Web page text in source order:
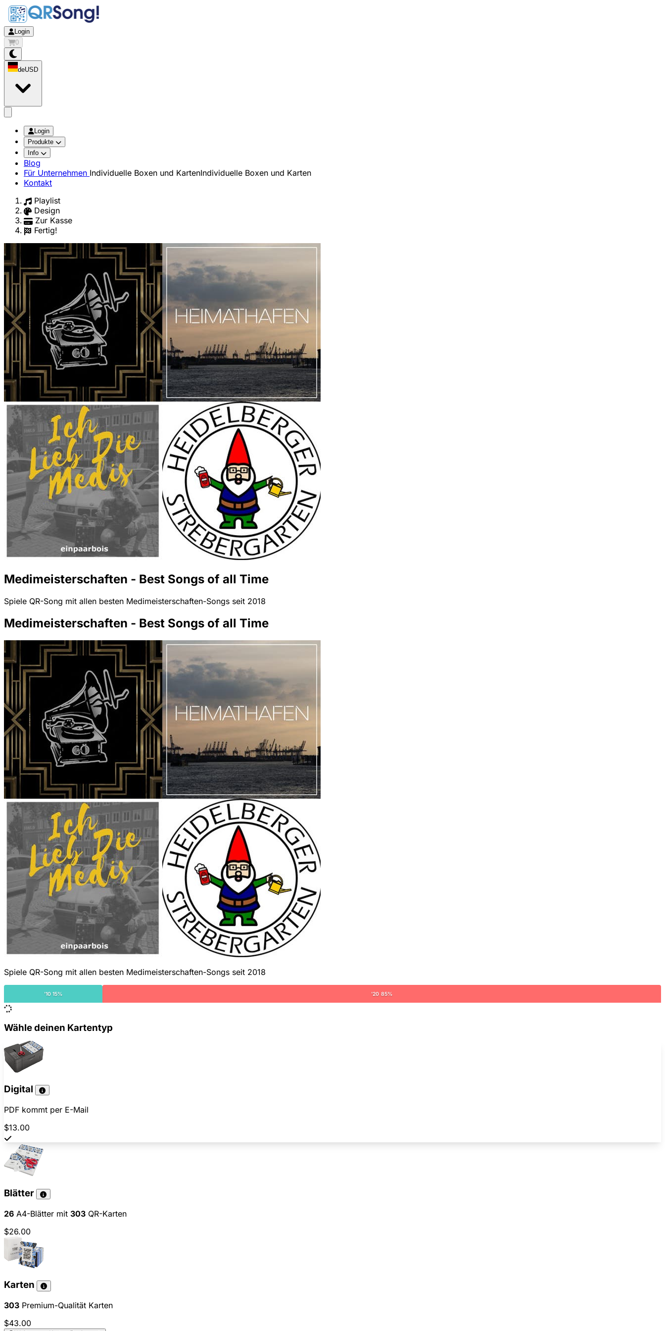
Login
0
deUSD
Login
Produkte
Info
Blog
Für Unternehmen Individuelle Boxen und KartenIndividuelle Boxen und Karten
Kontakt
Playlist
Design
Zur Kasse
Fertig!
Medimeisterschaften - Best Songs of all Time
Spiele QR-Song mit allen besten Medimeisterschaften-Songs seit 2018
Medimeisterschaften - Best Songs of all Time
Spiele QR-Song mit allen besten Medimeisterschaften-Songs seit 2018
'10 15% '20 85%
Wähle deinen Kartentyp
Digital
PDF kommt per E-Mail
$13.00
Blätter
26 A4-Blätter mit 303 QR-Karten
$26.00
Karten
303 Premium-Qualität Karten
$43.00